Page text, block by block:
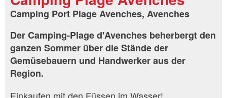
Camping Port Plage Avenches, Avenches
Der Camping-Plage d'Avenches beherbergt den
ganzen Sommer über die Stände der
Gemüsebauern und Handwerker aus der
Region.